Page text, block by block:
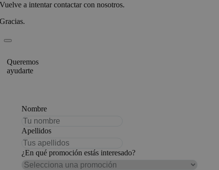
Vuelve a intentar contactar con nosotros.
Gracias.
Queremos
ayudarte
Nombre
Apellidos
¿En qué promoción estás interesado?